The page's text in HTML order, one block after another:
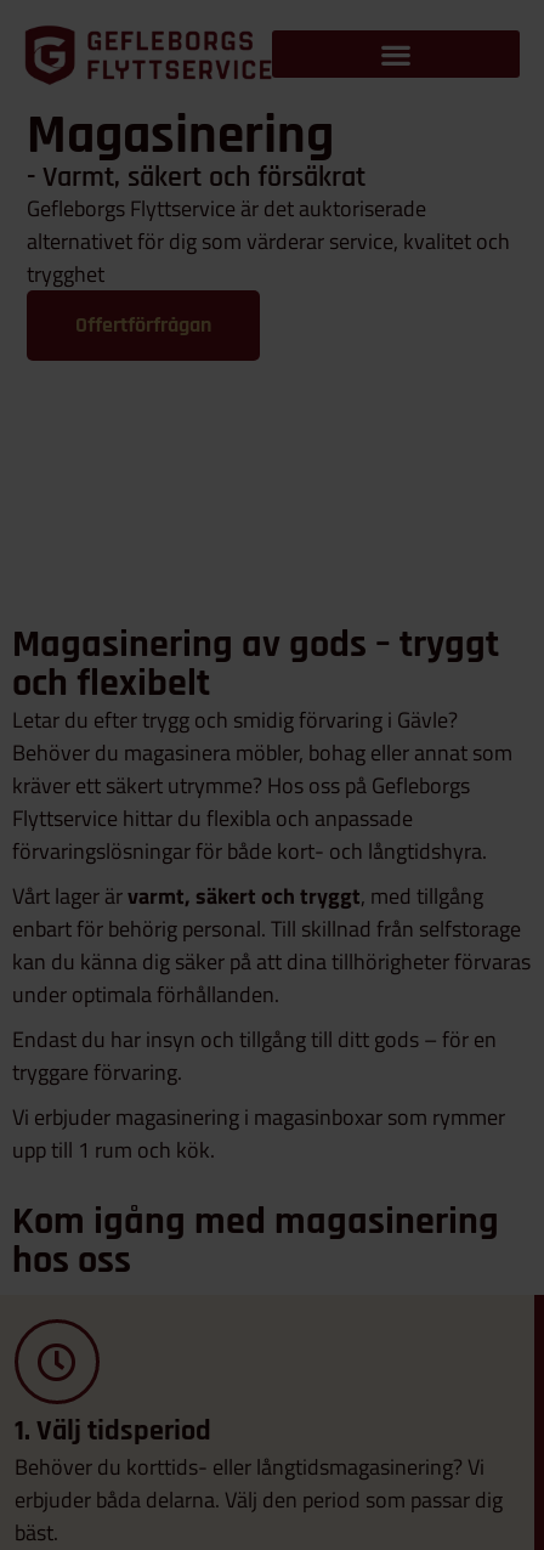
Magasinering
- Varmt, säkert och försäkrat
Gefleborgs Flyttservice är det auktoriserade
alternativet för dig som värderar service, kvalitet och
trygghet
Offertförfrågan
Magasinering av gods – tryggt
och flexibelt
Letar du efter trygg och smidig förvaring i Gävle?
Behöver du magasinera möbler, bohag eller annat som
kräver ett säkert utrymme? Hos oss på Gefleborgs
Flyttservice hittar du flexibla och anpassade
förvaringslösningar för både kort- och långtidshyra.
Vårt lager ärvarmt, säkert och tryggt, med tillgång
enbart för behörig personal. Till skillnad från selfstorage
kan du känna dig säker på att dina tillhörigheter förvaras
under optimala förhållanden.
Endast du har insyn och tillgång till ditt gods – för en
tryggare förvaring.
Vi erbjuder magasinering i magasinboxar som rymmer
upp till 1 rum och kök.
Kom igång med magasinering
hos oss
1. Välj tidsperiod
Behöver du korttids- eller långtidsmagasinering? Vi
erbjuder båda delarna. Välj den period som passar dig
bäst.